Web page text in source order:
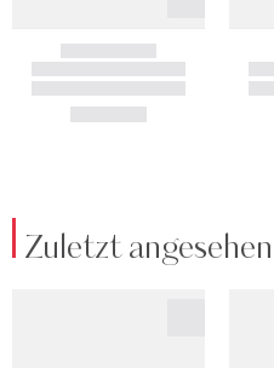
Zuletzt angesehen